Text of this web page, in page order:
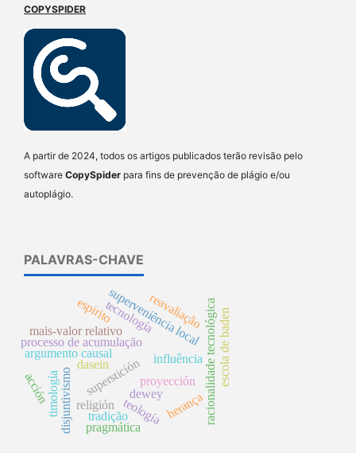
COPYSPIDER
A partir de 2024, todos os artigos publicados terão revisão pelo
software CopySpider para fins de prevenção de plágio e/ou
autoplágio.
PALAVRAS-CHAVE
argumento causal
supersticiónproyección
processo de acumulação
mais-valor relativosuperveniência local
disjuntivismo religión racionalidade tecnológica
tecnología
dewey
teología
espirito
influência escola de baden
dasein
herança
reavaliação
tradição
pragmática
timología
acción